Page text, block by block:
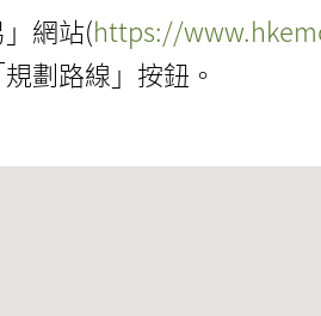
網站(https://
劃路線」按鈕。